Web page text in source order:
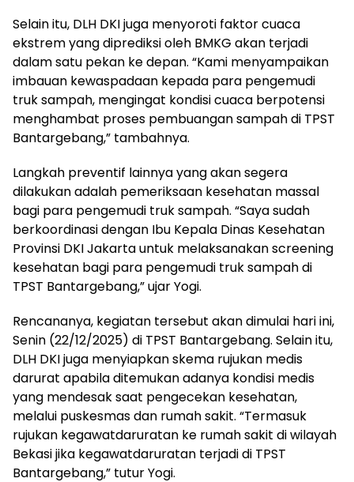
Selain itu, DLH DKI juga menyoroti faktor cuaca
ekstrem yang diprediksi oleh BMKG akan terjadi
dalam satu pekan ke depan. “Kami menyampaikan
imbauan kewaspadaan kepada para pengemudi
truk sampah, mengingat kondisi cuaca berpotensi
menghambat proses pembuangan sampah di TPST
Bantargebang,” tambahnya.
Langkah preventif lainnya yang akan segera
dilakukan adalah pemeriksaan kesehatan massal
bagi para pengemudi truk sampah. “Saya sudah
berkoordinasi dengan Ibu Kepala Dinas Kesehatan
Provinsi DKI Jakarta untuk melaksanakan screening
kesehatan bagi para pengemudi truk sampah di
TPST Bantargebang,” ujar Yogi.
Rencananya, kegiatan tersebut akan dimulai hari ini,
Senin (22/12/2025) di TPST Bantargebang. Selain itu,
DLH DKI juga menyiapkan skema rujukan medis
darurat apabila ditemukan adanya kondisi medis
yang mendesak saat pengecekan kesehatan,
melalui puskesmas dan rumah sakit. “Termasuk
rujukan kegawatdaruratan ke rumah sakit di wilayah
Bekasi jika kegawatdaruratan terjadi di TPST
Bantargebang,” tutur Yogi.